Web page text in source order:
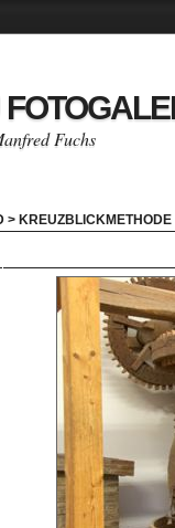
Fuchs
> KREUZBLICKMETHODE